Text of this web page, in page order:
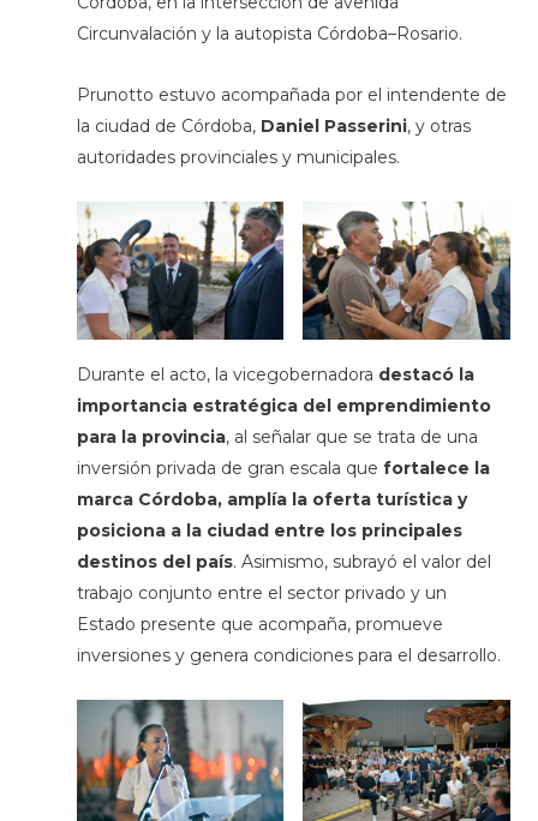
Circunvalación y la autopista Córdoba–Rosario.
Prunotto estuvo acompañada por el intendente de
la ciudad de Córdoba, Daniel Passerini, y otras
autoridades provinciales y municipales.
Durante el acto, la vicegobernadora destacó la
importancia estratégica del emprendimiento
para la provincia, al señalar que se trata de una
inversión privada de gran escala que fortalece la
marca Córdoba, amplía la oferta turística y
posiciona a la ciudad entre los principales
destinos del país. Asimismo, subrayó el valor del
trabajo conjunto entre el sector privado y un
Estado presente que acompaña, promueve
inversiones y genera condiciones para el desarrollo.